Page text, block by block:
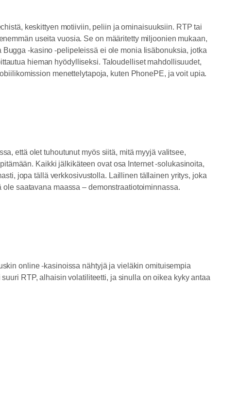
keskittyen motiiviin, peliin ja ominaisuuksiin. RTP tai
useita vuosia. Se on määritetty miljoonien mukaan,
-kasino -pelipeleissä ei ole monia lisäbonuksia, jotka
hieman hyödylliseksi. Taloudelliset mahdollisuudet,
menettelytapoja, kuten PhonePE, ja voit upia.
että olet tuhoutunut myös siitä, mitä myyjä valitsee,
Kaikki jälkikäteen ovat osa Internet -solukasinoita,
jopa tällä verkkosivustolla. Laillinen tällainen yritys, joka
saatavana maassa – demonstraatiotoiminnassa.
online -kasinoissa nähtyjä ja vieläkin omituisempia
RTP, alhaisin volatiliteetti, ja sinulla on oikea kyky antaa